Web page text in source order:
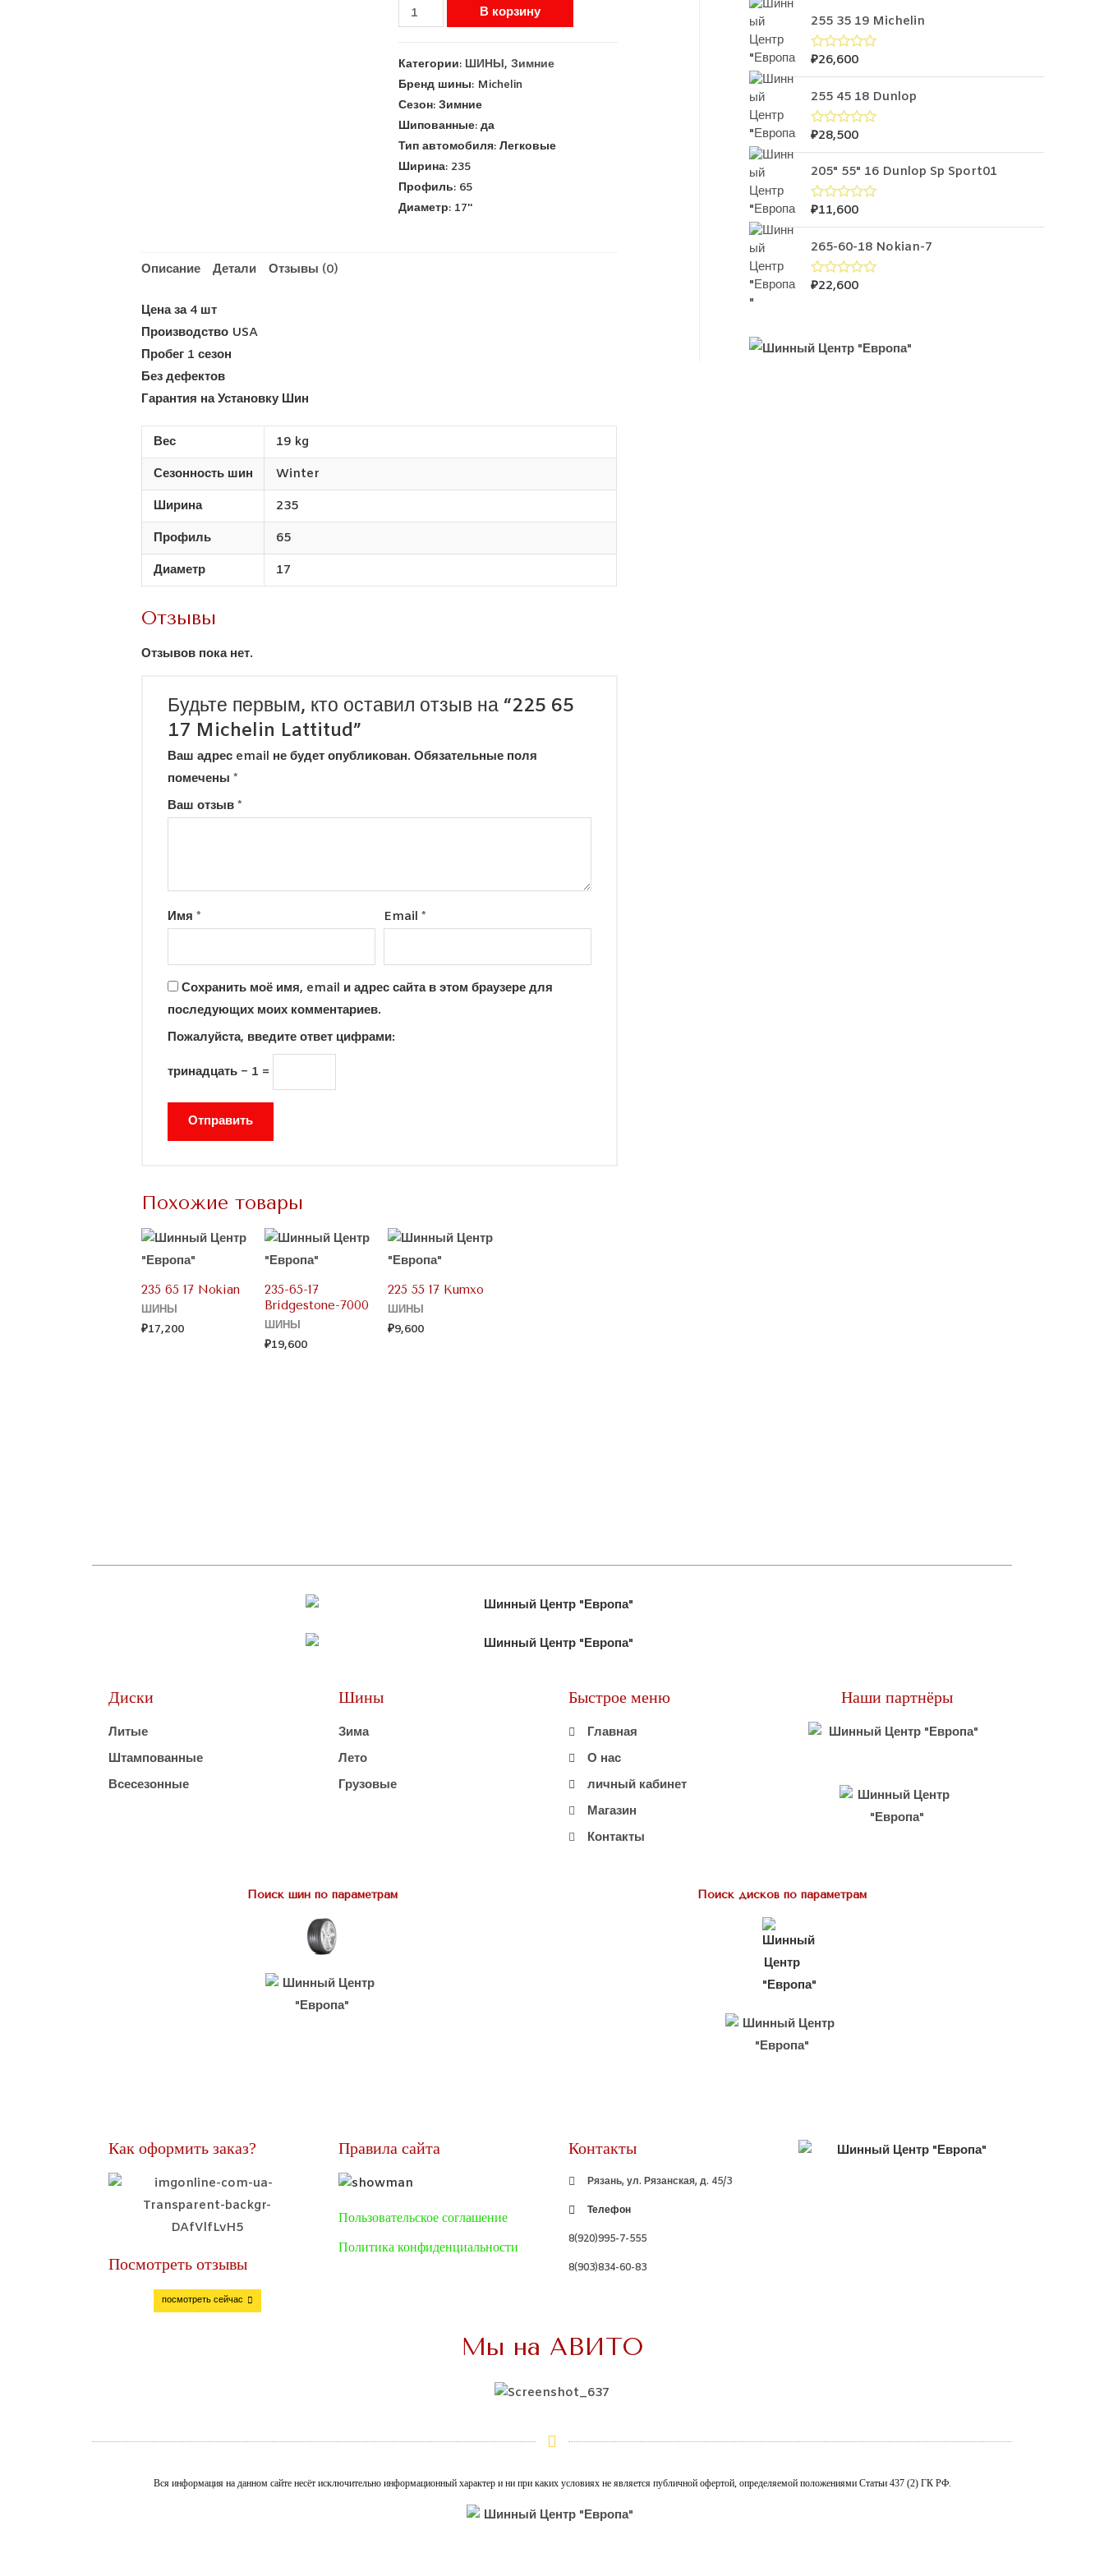
В корзину
Категории: ШИНЫ,Зимние
Бренд шины: Michelin
Сезон:Зимние
Шипованные:да
Тип автомобиля:Легковые
Ширина: 235
Профиль: 65
Диаметр: 17''
Описание Детали Отзывы (0)
Цена за 4 шт
Производство USA
Пробег 1 сезон
Без дефектов
Гарантия на Установку Шин
Вес
19 kg
Сезонность шин
Winter
Ширина
235
Профиль
65
Диаметр
17
Отзывы
Отзывов пока нет.
Будьте первым, кто оставил отзыв на “225 65
17 Michelin Lattitud”
Ваш адрес email не будет опубликован. Обязательные поля
помечены*
Ваш отзыв*
Имя* Email*
Сохранить моё имя, email и адрес сайта в этом браузере для
последующих моих комментариев.
Пожалуйста, введите ответ цифрами:
тринадцать − 1 =
Похожие товары
235 65 17 Nokian
ШИНЫ
₽17,200
235-65-17
Bridgestone-7000
ШИНЫ
₽19,600
225 55 17 Kumxo
ШИНЫ
₽9,600
255 35 19 Michelin
О
н
к
а
0
5
₽26,600
255 45 18 Dunlop
О
н
к
а
0
5
₽28,500
205" 55" 16 Dunlop Sp Sport01
О
н
к
а
0
₽11,600
265-60-18 Nokian-7
О
а
₽22,600
Диски
Литые
Штампованные
Всесезонные
Шины
Зима
Лето
Грузовые
Быстрое меню
Главная
О нас
личный кабинет
Магазин
Контакты
Наши партнёры
Поиск шин по параметрам Поиск дисков по параметрам
Как оформить заказ?
Посмотреть отзывы
посмотреть сейчас
Правила сайта
Пользовательское соглашение
Политика конфиденциальности
Контакты
Рязань, ул. Рязанская, д. 45/3
Телефон
8(920)995-7-555
8(903)834-60-83
Мы на АВИТО
Вся информация на данном сайте несёт исключительно информационный характер и ни при каких условиях не является публичной офертой, определяемой положениями Статьи 437 (2) ГК РФ.